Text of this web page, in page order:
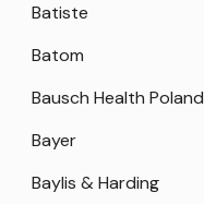
Batiste
Batom
Bausch Health Poland
Bayer
Baylis & Harding